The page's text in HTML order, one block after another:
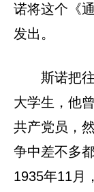
诺将这个《
发出。
斯诺把
大学生，他
共产党员，
争中差不多
1935年11月